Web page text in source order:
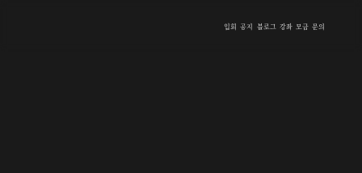
입회 공지 블로그 강좌 모금 문의